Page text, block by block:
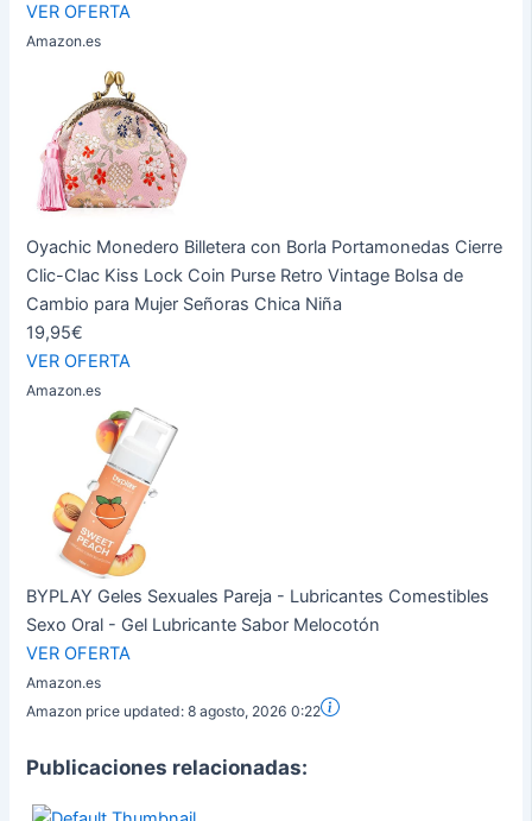
VER OFERTA
Amazon.es
Oyachic Monedero Billetera con Borla Portamonedas Cierre
Clic-Clac Kiss Lock Coin Purse Retro Vintage Bolsa de
Cambio para Mujer Señoras Chica Niña
19,95€
VER OFERTA
Amazon.es
BYPLAY Geles Sexuales Pareja - Lubricantes Comestibles
Sexo Oral - Gel Lubricante Sabor Melocotón
VER OFERTA
Amazon.es
Amazon price updated:8 agosto, 2026 0:22
Publicaciones relacionadas: